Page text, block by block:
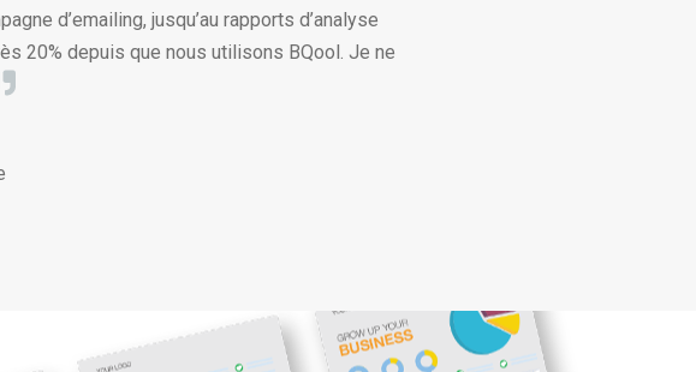
d’emailing, jusqu’au rapports d’analyse
20% depuis que nous utilisons BQool. Je ne